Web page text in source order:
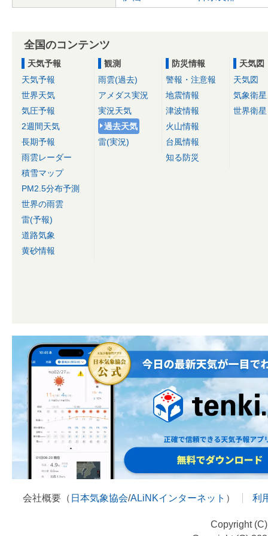
全国のコンテンツ
天気予報
天気予報
世界天気
気圧予報
2週間天気
長期予報
雨雲レーダー
積雪マップ
PM2.5分布予測
世界の雨雲
雷(予報)
道路気象
黄砂情報
観測
雨雲(過去)
アメダス実況
実況天気
過去天気
雷(実況)
防災情報
警報・注意報
地震情報
津波情報
火山情報
台風情報
知る防災
天気図
天気図
気象衛星
世界衛星
会社概要（ 日本気象協会/ALiNKインターネット ） 利
Copyright